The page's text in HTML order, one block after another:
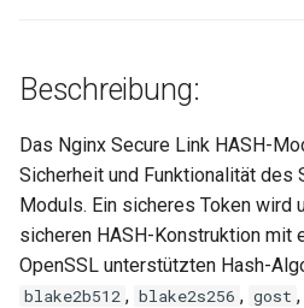
dns-server
dns
etcd
exec
Beschreibung:
Das Nginx Secure Link HASH-
Sicherheit und Funktionalität des
Moduls. Ein sicheres Token wird
sicheren HASH-Konstruktion mit
OpenSSL unterstützten Hash-
blake2b512 , blake2s256 , gost ,